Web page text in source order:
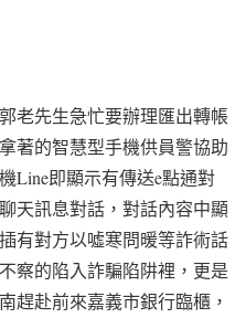
老先生急忙要辦理匯出轉帳
著的智慧型手機供員警協助
Line即顯示有傳送e點通對
天訊息對話，對話內容中顯
有對方以噓寒問暖等詐術話
察的陷入詐騙陷阱裡，更是
趕赴前來嘉義市銀行臨櫃，